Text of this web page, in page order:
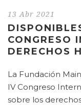
13 Abr 2021
CONGRESO
DERECHOS
La Fundación
IV Congreso
sobre los